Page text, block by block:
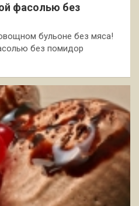
фасолью без
бульоне без мяса!
без помидор